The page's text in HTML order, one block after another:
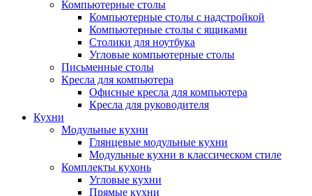
Компьютерные столы
Компьютерные столы с надстройкой
Компьютерные столы с ящиками
Столики для ноутбука
Угловые компьютерные столы
Письменные столы
Кресла для компьютера
Офисные кресла для компьютера
Кресла для руководителя
Кухни
Модульные кухни
Глянцевые модульные кухни
Модульные кухни в классическом стиле
Комплекты кухонь
Угловые кухни
Прямые кухни